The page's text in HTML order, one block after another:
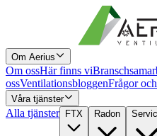
Om Aerius
Om ossHär finns vi
ossVentilationsbloggenFrågor
Våra tjänster
Alla tjänster FTX Radon